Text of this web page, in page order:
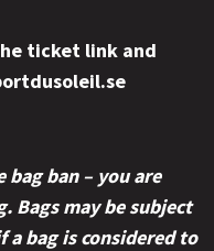
ticket link and
ban – you are
Bags may be subject
bag is considered to